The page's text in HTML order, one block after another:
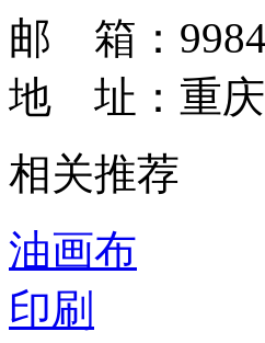
邮 箱：
地 址：重庆
相关推荐
油画布
印刷